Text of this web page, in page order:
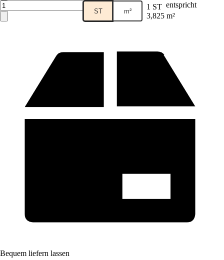
ST m² 1 ST entspricht
3,825 m²
Bequem liefern lassen